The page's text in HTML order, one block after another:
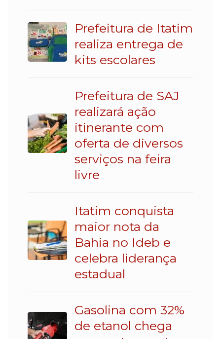
Prefeitura de Itatim
realiza entrega de
kits escolares
Prefeitura de SAJ
realizará ação
itinerante com
oferta de diversos
serviços na feira
livre
Itatim conquista
maior nota da
Bahia no Ideb e
celebra liderança
estadual
Gasolina com 32%
de etanol chega